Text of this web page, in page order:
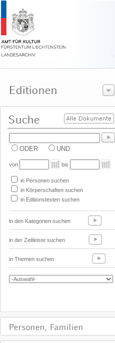
ODER UND
von bis
in Personen suchen
in Körperschaften suchen
in Editionstexten suchen
in den Kategorien suchen
in der Zeitleiste suchen
in Themen suchen